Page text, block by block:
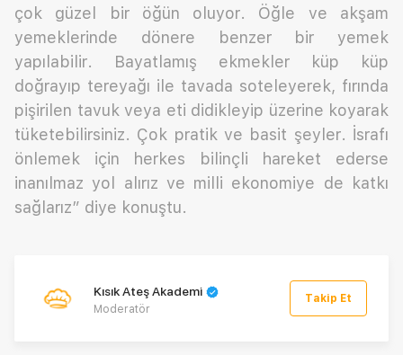
çok güzel bir öğün oluyor. Öğle ve akşam
yemeklerinde dönere benzer bir yemek
yapılabilir. Bayatlamış ekmekler küp küp
doğrayıp tereyağı ile tavada soteleyerek, fırında
pişirilen tavuk veya eti didikleyip üzerine koyarak
tüketebilirsiniz. Çok pratik ve basit şeyler. İsrafı
önlemek için herkes bilinçli hareket ederse
inanılmaz yol alırız ve milli ekonomiye de katkı
sağlarız” diye konuştu.
Kısık Ateş Akademi
Moderatör
Takip Et